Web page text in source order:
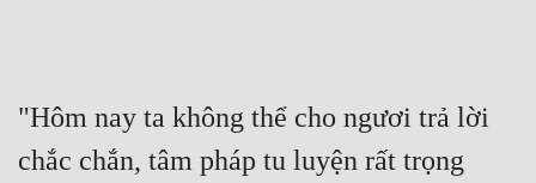
"Hôm nay ta không thể cho ngươi trả lời
chắc chắn, tâm pháp tu luyện rất trọng